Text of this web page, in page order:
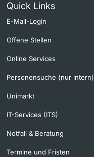
Quick Links
E-Mail-Login
Offene Stellen
Online Services
Personensuche (nur intern)
Unimarkt
IT-Services (ITS)
Notfall & Beratung
Termine und Fristen